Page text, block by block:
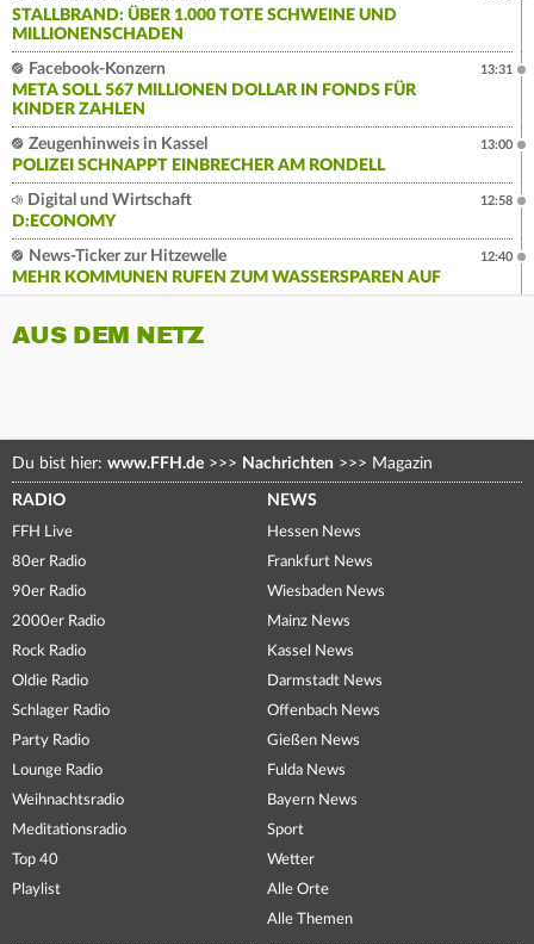
STALLBRAND: ÜBER 1.000 TOTE SCHWEINE UND
MILLIONENSCHADEN
Facebook-Konzern
META SOLL 567 MILLIONEN DOLLAR IN FONDS FÜR
KINDER ZAHLEN
13:31
Zeugenhinweis in Kassel
POLIZEI SCHNAPPT EINBRECHER AM RONDELL
13:00
Digital und Wirtschaft
D:ECONOMY
12:58
News-Ticker zur Hitzewelle
MEHR KOMMUNEN RUFEN ZUM WASSERSPAREN AUF
12:40
AUS DEM NETZ
Du bist hier: www.FFH.de >>> Nachrichten >>> Magazin
RADIO
FFH Live
80er Radio
90er Radio
2000er Radio
Rock Radio
Oldie Radio
Schlager Radio
Party Radio
Lounge Radio
Weihnachtsradio
Meditationsradio
Top 40
Playlist
NEWS
Hessen News
Frankfurt News
Wiesbaden News
Mainz News
Kassel News
Darmstadt News
Offenbach News
Gießen News
Fulda News
Bayern News
Sport
Wetter
Alle Orte
Alle Themen